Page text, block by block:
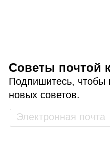
Советы почтой
Подпишитесь, чтобы
новых советов.